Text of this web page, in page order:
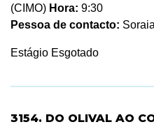
(CIMO) Hora: 9:30
Pessoa de contacto:
Estágio Esgotado
3154. DO OLIVAL AO